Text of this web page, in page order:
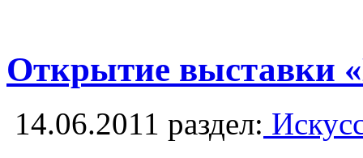
Открытие выставки
14.06.2011 раздел: